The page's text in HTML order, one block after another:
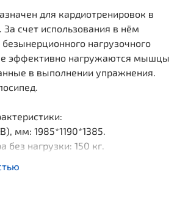
для кардиотренировок в
счет использования в нём
нагрузочного
эффективно нагружаются мышцы
в выполнении упражнения.
мм: 1985*1190*1385.
без нагрузки: 150 кг.